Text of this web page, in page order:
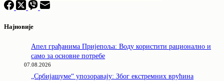
Најновије
Апел грађанима Пријепоља: Воду користити рационално и
само за основне потребе
07.08.2026
„Србијашуме“ упозоравају: Због екстремних врућина